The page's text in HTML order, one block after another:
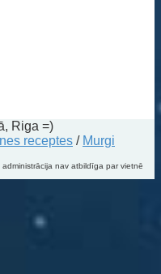
Riga =)
receptes / Murgi
nav atbildīga par vietnē